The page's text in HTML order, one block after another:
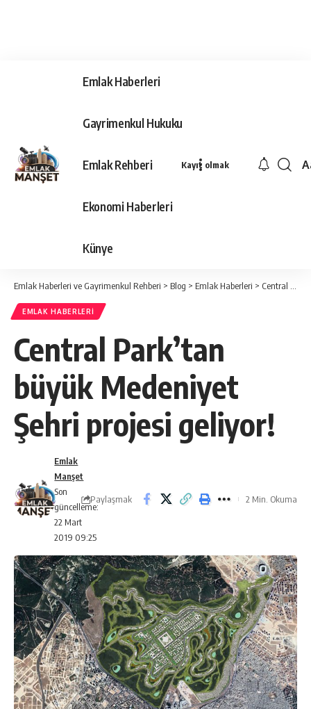
Emlak Haberleri
Gayrimenkul Hukuku
Emlak Rehberi
Ekonomi Haberleri
Künye
Kayıt olmak
Emlak Haberleri ve Gayrimenkul Rehberi > Blog > Emlak Haberleri > Central Park’tan büyük Medeniyet Şehri projesi geliyor!
EMLAK HABERLERI
Central Park’tan
büyük Medeniyet
Şehri projesi geliyor!
Son
güncelleme:
22 Mart
2019 09:25
Emlak
Manşet
Paylaşmak 2 Min. Okuma